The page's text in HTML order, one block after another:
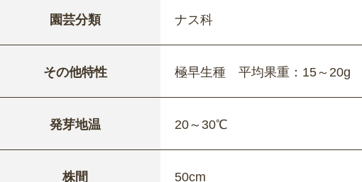
園芸分類 ナス科
その他特性 極早生種 平均果重：15～20g
発芽地温 20～30℃
株間 50cm